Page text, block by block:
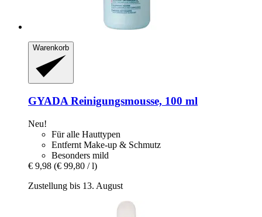
Warenkorb
GYADA Reinigungsmousse, 100 ml
Neu!
Für alle Hauttypen
Entfernt Make-up & Schmutz
Besonders mild
€ 9,98 (€ 99,80 / l)
Zustellung bis 13. August